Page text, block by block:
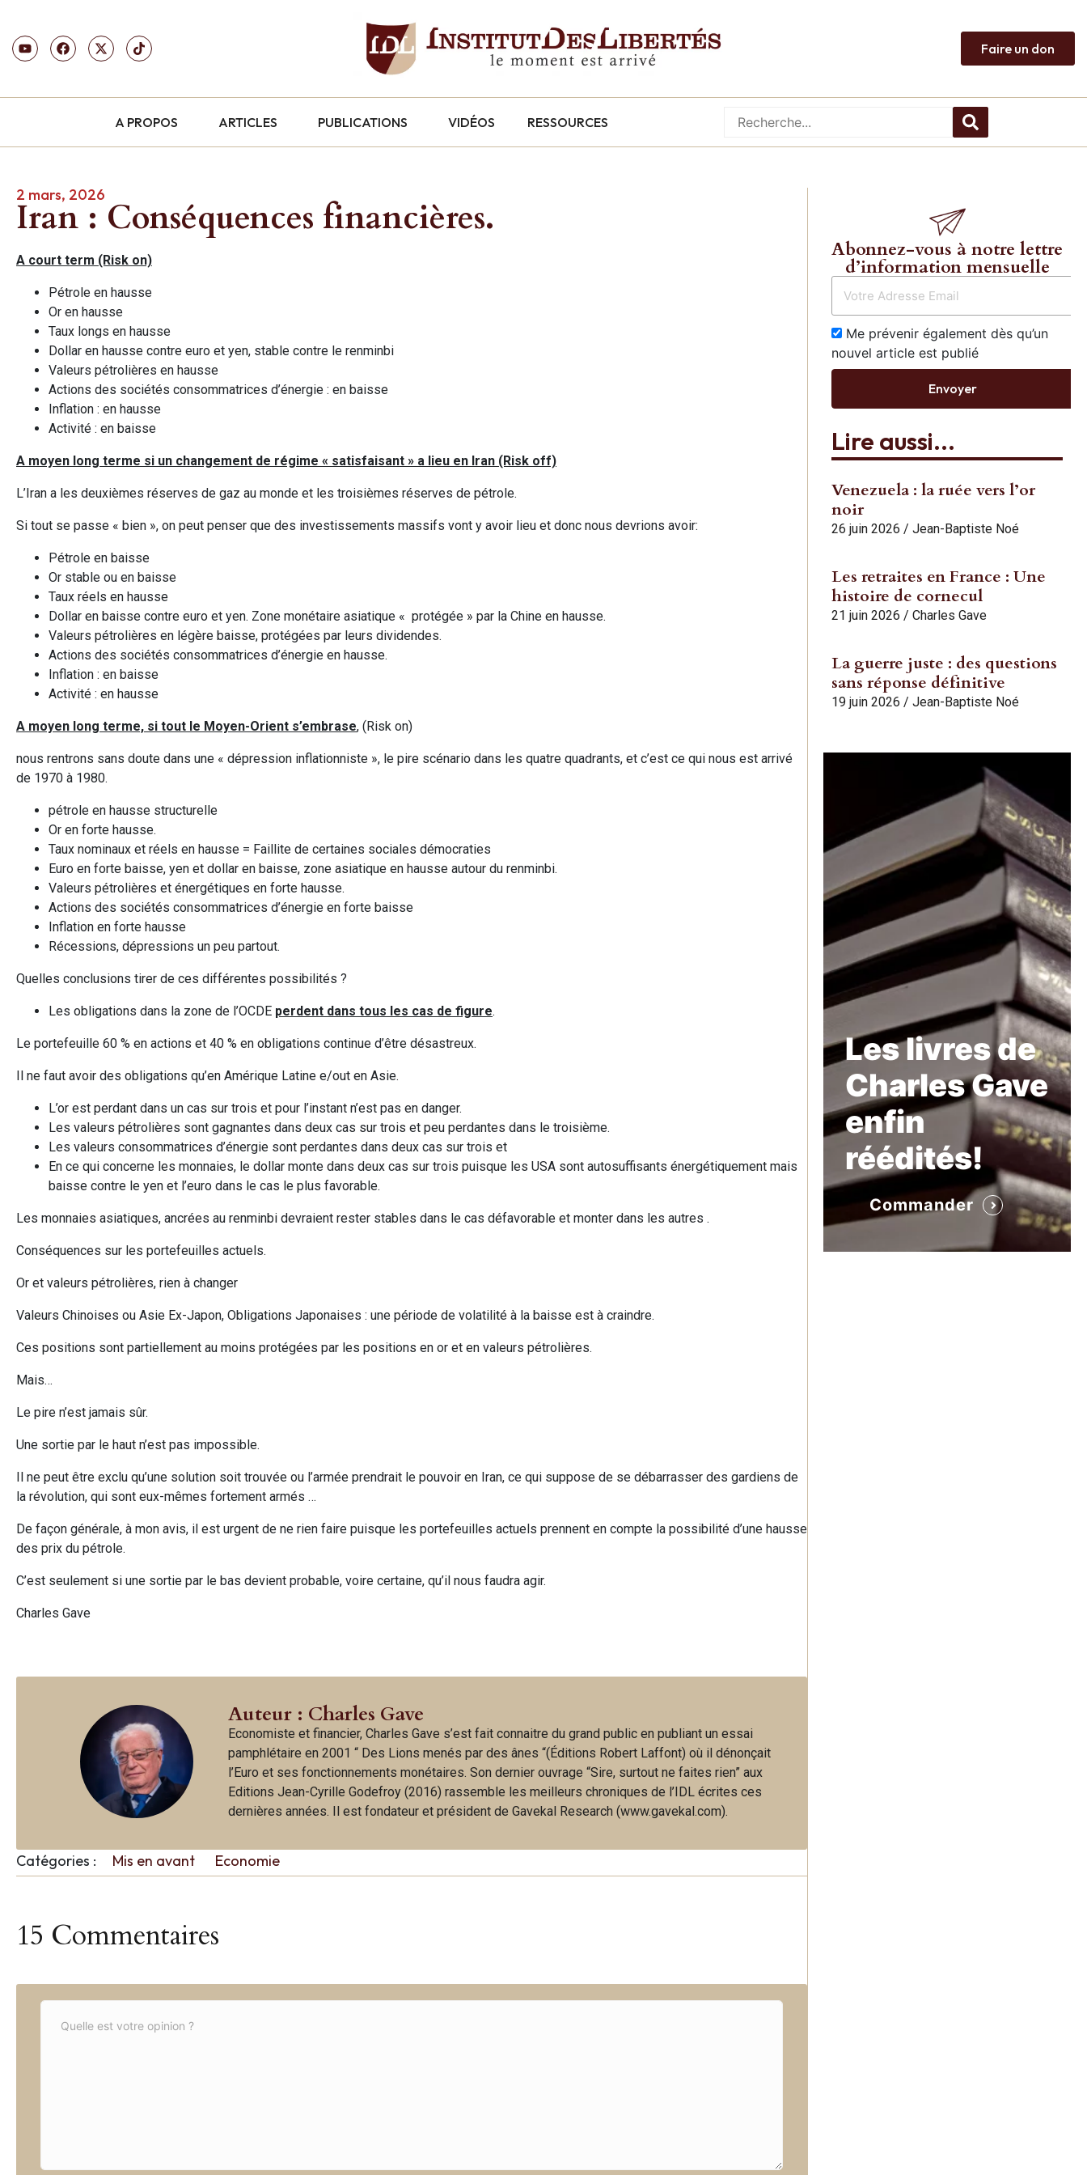
Faire un don
A PROPOS ARTICLES PUBLICATIONS VIDÉOS RESSOURCES
2 mars, 2026
Iran : Conséquences financières.
A court term (Risk on)
Pétrole en hausse
Or en hausse
Taux longs en hausse
Dollar en hausse contre euro et yen, stable contre le renminbi
Valeurs pétrolières en hausse
Actions des sociétés consommatrices d’énergie : en baisse
Inflation : en hausse
Activité : en baisse
A moyen long terme si un changement de régime « satisfaisant » a lieu en Iran (Risk off)
L’Iran a les deuxièmes réserves de gaz au monde et les troisièmes réserves de pétrole.
Si tout se passe « bien », on peut penser que des investissements massifs vont y avoir lieu et donc nous devrions avoir:
Pétrole en baisse
Or stable ou en baisse
Taux réels en hausse
Dollar en baisse contre euro et yen. Zone monétaire asiatique « protégée » par la Chine en hausse.
Valeurs pétrolières en légère baisse, protégées par leurs dividendes.
Actions des sociétés consommatrices d’énergie en hausse.
Inflation : en baisse
Activité : en hausse
A moyen long terme, si tout le Moyen-Orient s’embrase, (Risk on)
nous rentrons sans doute dans une « dépression inflationniste », le pire scénario dans les quatre quadrants, et c’est ce qui nous est arrivé
de 1970 à 1980.
pétrole en hausse structurelle
Or en forte hausse.
Taux nominaux et réels en hausse = Faillite de certaines sociales démocraties
Euro en forte baisse, yen et dollar en baisse, zone asiatique en hausse autour du renminbi.
Valeurs pétrolières et énergétiques en forte hausse.
Actions des sociétés consommatrices d’énergie en forte baisse
Inflation en forte hausse
Récessions, dépressions un peu partout.
Quelles conclusions tirer de ces différentes possibilités ?
Les obligations dans la zone de l’OCDE perdent dans tous les cas de figure.
Le portefeuille 60 % en actions et 40 % en obligations continue d’être désastreux.
Il ne faut avoir des obligations qu’en Amérique Latine e/out en Asie.
L’or est perdant dans un cas sur trois et pour l’instant n’est pas en danger.
Les valeurs pétrolières sont gagnantes dans deux cas sur trois et peu perdantes dans le troisième.
Les valeurs consommatrices d’énergie sont perdantes dans deux cas sur trois et
En ce qui concerne les monnaies, le dollar monte dans deux cas sur trois puisque les USA sont autosuffisants énergétiquement mais
baisse contre le yen et l’euro dans le cas le plus favorable.
Les monnaies asiatiques, ancrées au renminbi devraient rester stables dans le cas défavorable et monter dans les autres .
Conséquences sur les portefeuilles actuels.
Or et valeurs pétrolières, rien à changer
Valeurs Chinoises ou Asie Ex-Japon, Obligations Japonaises : une période de volatilité à la baisse est à craindre.
Ces positions sont partiellement au moins protégées par les positions en or et en valeurs pétrolières.
Mais…
Le pire n’est jamais sûr.
Une sortie par le haut n’est pas impossible.
Il ne peut être exclu qu’une solution soit trouvée ou l’armée prendrait le pouvoir en Iran, ce qui suppose de se débarrasser des gardiens de
la révolution, qui sont eux-mêmes fortement armés …
De façon générale, à mon avis, il est urgent de ne rien faire puisque les portefeuilles actuels prennent en compte la possibilité d’une hausse
des prix du pétrole.
C’est seulement si une sortie par le bas devient probable, voire certaine, qu’il nous faudra agir.
Charles Gave
Auteur : Charles Gave
Economiste et financier, Charles Gave s’est fait connaitre du grand public en publiant un essai
pamphlétaire en 2001 “ Des Lions menés par des ânes “(Éditions Robert Laffont) où il dénonçait
l’Euro et ses fonctionnements monétaires. Son dernier ouvrage “Sire, surtout ne faites rien” aux
Editions Jean-Cyrille Godefroy (2016) rassemble les meilleurs chroniques de l’IDL écrites ces
dernières années. Il est fondateur et président de Gavekal Research (www.gavekal.com).
Catégories : Mis en avant Economie
15 Commentaires
C
Abonnez-vous à notre lettre
d’information mensuelle
Me prévenir également dès qu’un
nouvel article est publié
Envoyer
Lire aussi...
Venezuela : la ruée vers l’or
noir
26 juin 2026 / Jean-Baptiste Noé
Les retraites en France : Une
histoire de cornecul
21 juin 2026 / Charles Gave
La guerre juste : des questions
sans réponse définitive
19 juin 2026 / Jean-Baptiste Noé
Les livres de
Charles Gave
enfin
réédités!
Commander